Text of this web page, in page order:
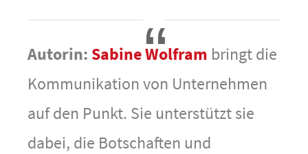
Autorin: Sabine Wolfram bringt die
Kommunikation von Unternehmen
auf den Punkt. Sie unterstützt sie
dabei, die Botschaften und